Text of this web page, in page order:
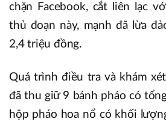
chặn Facebook, cắt liên lạc
thủ đoạn này, mạnh đã lừa
2,4 triệu đồng.
Quá trình điều tra và khám
đã thu giữ 9 bánh pháo có
hộp pháo hoa nổ có khối